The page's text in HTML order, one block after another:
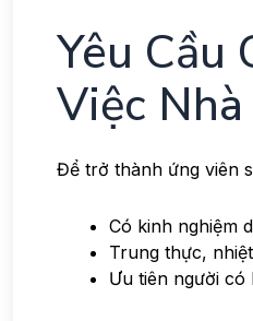
Yêu Cầu
Việc
Để trở thành ứng viên
Có kinh nghiệm
Trung thực,
Ưu tiên người